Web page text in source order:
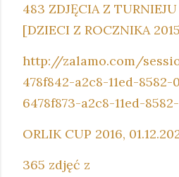
483 ZDJĘCIA Z
[DZIECI Z ROCZNIKA
http://zalamo.com/
478f842-a2c8-11ed-
6478f873-a2c8-11ed-
ORLIK CUP 2016,
365 zdjęć z